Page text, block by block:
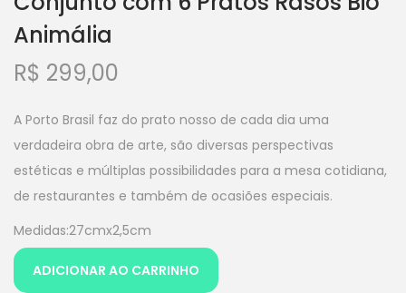
Animália
R$ 299,00
A Porto Brasil faz do prato nosso de cada dia uma
verdadeira obra de arte, são diversas perspectivas
estéticas e múltiplas possibilidades para a mesa cotidiana,
de restaurantes e também de ocasiões especiais.
Medidas:27cmx2,5cm
ADICIONAR AO CARRINHO